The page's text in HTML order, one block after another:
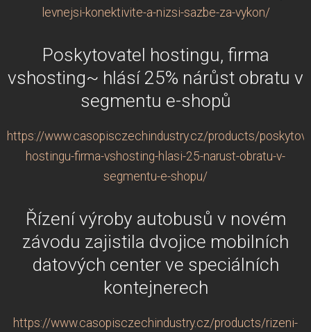
levnejsi-konektivite-a-nizsi-sazbe-za-vykon/
Poskytovatel hostingu, firma
vshosting~ hlásí 25% nárůst obratu v
segmentu e-shopů
https://www.casopisczechindustry.cz/products/
hostingu-firma-vshosting-hlasi-25-narust-obratu-v-
segmentu-e-shopu/
Řízení výroby autobusů v novém
závodu zajistila dvojice mobilních
datových center ve speciálních
kontejnerech
https://www.casopisczechindustry.cz/products/rizeni-